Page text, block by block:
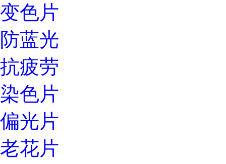
变色片
防蓝光
抗疲劳
染色片
偏光片
老花片